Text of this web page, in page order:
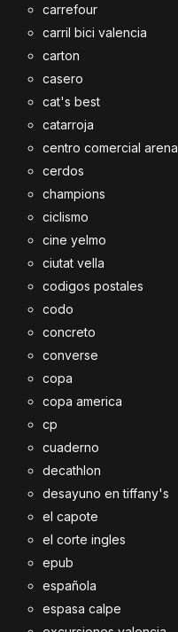
carrefour
carril bici valencia
carton
casero
cat's best
catarroja
centro comercial arena
cerdos
champions
ciclismo
cine yelmo
ciutat vella
codigos postales
codo
concreto
converse
copa
copa america
cp
cuaderno
decathlon
desayuno en tiffany's
el capote
el corte ingles
epub
española
espasa calpe